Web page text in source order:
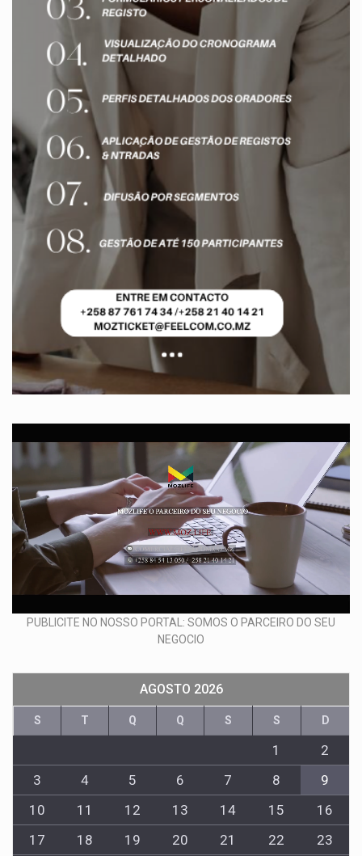
PUBLICITE NO NOSSO PORTAL: SOMOS O PARCEIRO DO SEU
NEGOCIO
AGOSTO 2026
S T Q Q S S D
1
2
3
4 5 6 7 8
9
10
11 12 13 14 15
16
17
18 19 20 21 22
23